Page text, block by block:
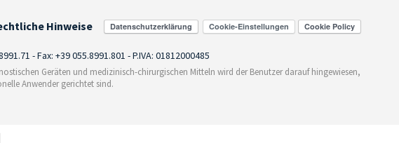
Hinweise Cookie-Einstellungen
- Fax: +39 055.8991.801 - P.IVA: 01812000485
Geräten und medizinisch-chirurgischen Mitteln wird der Benutzer darauf hingewiesen,
Anwender gerichtet sind.